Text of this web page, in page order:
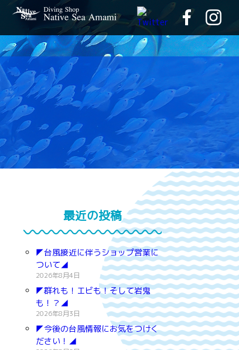
最近の投稿
◤台風接近に伴うショップ営業に
ついて◢
2026年8月4日
◤群れも！エビも！そして岩鬼
も！？◢
2026年8月3日
◤今後の台風情報にお気をつけく
ださい！◢